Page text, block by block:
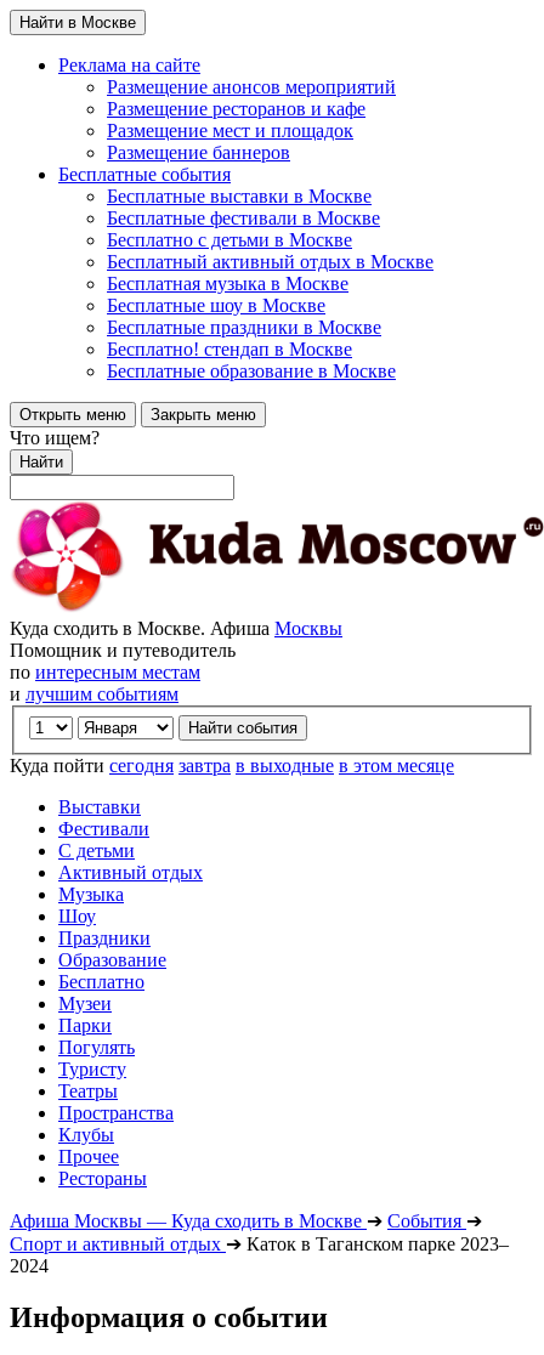
Найти в Москве
Реклама на сайте
Размещение анонсов мероприятий
Размещение ресторанов и кафе
Размещение мест и площадок
Размещение баннеров
Бесплатные события
Бесплатные выставки в Москве
Бесплатные фестивали в Москве
Бесплатно с детьми в Москве
Бесплатный активный отдых в Москве
Бесплатная музыка в Москве
Бесплатные шоу в Москве
Бесплатные праздники в Москве
Бесплатно! стендап в Москве
Бесплатные образование в Москве
Открыть меню Закрыть меню
Что ищем?
Найти
Куда сходить в Москве. Афиша Москвы
Помощник и путеводитель
по интересным местам
и лучшим событиям
Куда пойти сегодня завтра в выходные в этом месяце
Выставки
Фестивали
С детьми
Активный отдых
Музыка
Шоу
Праздники
Образование
Бесплатно
Музеи
Парки
Погулять
Туристу
Театры
Пространства
Клубы
Прочее
Рестораны
Афиша Москвы — Куда сходить в Москве ➔ События ➔
Спорт и активный отдых ➔ Каток в Таганском парке 2023–
2024
Информация о событии